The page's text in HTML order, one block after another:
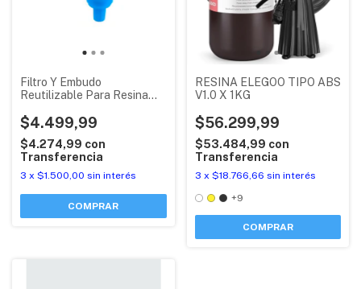
Filtro Y Embudo
Reutilizable Para Resina
$4.499,99
$4.274,99 con
Transferencia
3 x $1.500,00 sin interés
RESINA ELEGOO TIPO ABS
V1.0 X 1KG
$56.299,99
$53.484,99 con
Transferencia
3 x $18.766,66 sin interés
+9
COMPRAR